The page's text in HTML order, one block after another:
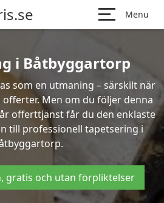
Menu
i Båtbyggartorp
som en utmaning – särskilt när
Men om du följer denna
offerttjänst får du den enklaste
till professionell tapetsering i
gratis och utan förpliktelser